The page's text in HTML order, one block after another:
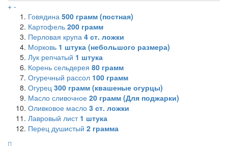
+ -
Говядина 500 грамм (постная)
Картофель 200 грамм
Перловая крупа 4 ст. ложки
Морковь 1 штука (небольшого размера)
Лук репчатый 1 штука
Корень сельдерея 80 грамм
Огуречный рассол 100 грамм
Огурец 300 грамм (квашеные огурцы)
Масло сливочное 20 грамм (Для поджарки)
Оливковое масло 3 ст. ложки
Лавровый лист 1 штука
Перец душистый 2 грамма